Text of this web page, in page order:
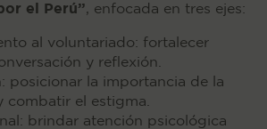
el Perú”, enfocada en tres ejes:
al voluntariado: fortalecer
y reflexión.
posicionar la importancia de la
combatir el estigma.
brindar atención psicológica